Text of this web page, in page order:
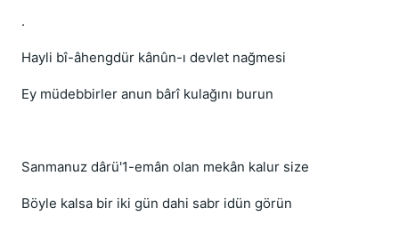
.
Hayli bî-âhengdür kânûn-ı devlet nağmesi
Ey müdebbirler anun bârî kulağını burun
Sanmanuz dârü'1-emân olan mekân kalur size
Böyle kalsa bir iki gün dahi sabr idün görün